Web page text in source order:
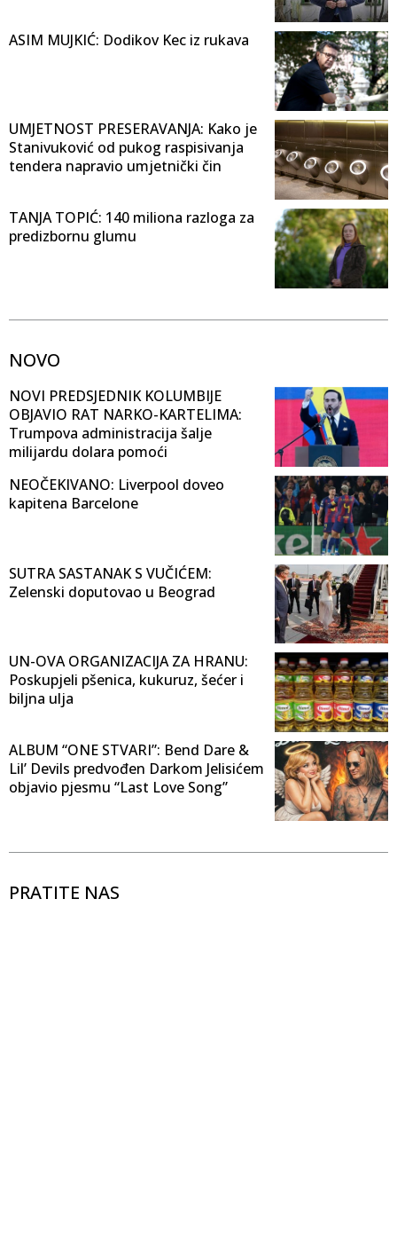
ASIM MUJKIĆ: Dodikov Kec iz rukava
UMJETNOST PRESERAVANJA: Kako je
Stanivuković od pukog raspisivanja
tendera napravio umjetnički čin
TANJA TOPIĆ: 140 miliona razloga za
predizbornu glumu
NOVO
NOVI PREDSJEDNIK KOLUMBIJE
OBJAVIO RAT NARKO-KARTELIMA:
Trumpova administracija šalje
milijardu dolara pomoći
NEOČEKIVANO: Liverpool doveo
kapitena Barcelone
SUTRA SASTANAK S VUČIĆEM:
Zelenski doputovao u Beograd
UN-OVA ORGANIZACIJA ZA HRANU:
Poskupjeli pšenica, kukuruz, šećer i
biljna ulja
ALBUM “ONE STVARI”: Bend Dare &
Lil’ Devils predvođen Darkom Jelisićem
objavio pjesmu “Last Love Song”
PRATITE NAS